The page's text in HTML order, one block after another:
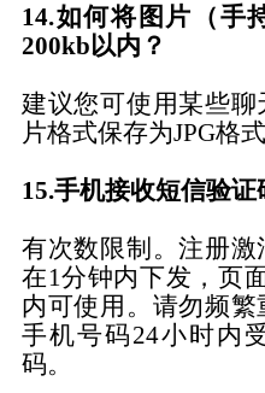
14.如何将图片（手
200kb以内？
建议您可使用某些
片格式保存为JPG格式
15.手机接收短信验
有次数限制。注册
在1分钟内下发，页
内可使用。请勿频
手机号码24小时内
码。